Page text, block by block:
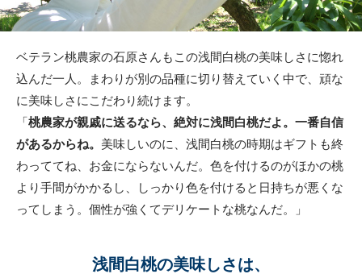
ベテラン桃農家の石原さんもこの浅間白桃の美味しさに惚れ
込んだ一人。まわりが別の品種に切り替えていく中で、頑な
に美味しさにこだわり続けます。
「桃農家が親戚に送るなら、絶対に浅間白桃だよ。一番自信
があるからね。 美味しいのに、浅間白桃の時期はギフトも終
わっててね、お金にならないんだ。色を付けるのがほかの桃
より手間がかかるし、しっかり色を付けると日持ちが悪くな
ってしまう。個性が強くてデリケートな桃なんだ。」
浅間白桃の美味しさは、